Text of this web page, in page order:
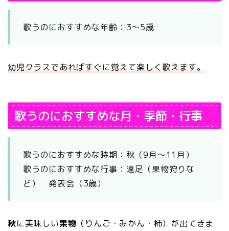
歌うのにおすすめな年齢：3～5歳
幼児クラスであればすぐに覚えて楽しく歌えます。
歌うのにおすすめな月・季節・行事
歌うのにおすすめな時期：秋（9月～11月）
歌うのにおすすめな行事：遠足（果物狩りな
ど） 発表会（3歳）
秋に美味しい果物 （りんご・みかん・柿）が出てきま